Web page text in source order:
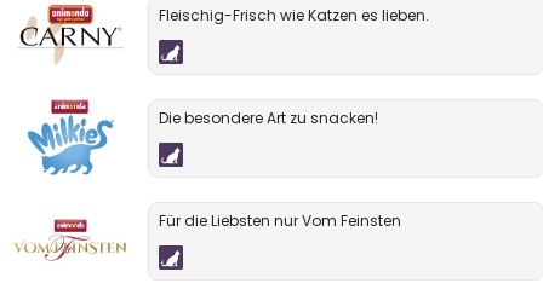
Fleischig-Frisch wie Katzen es lieben.
Die besondere Art zu snacken!
Für die Liebsten nur Vom Feinsten